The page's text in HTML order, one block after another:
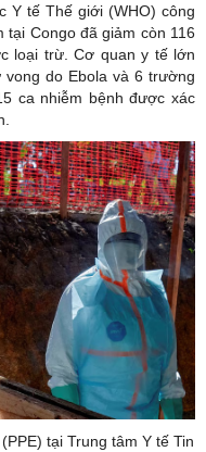
Y tế Thế giới (WHO) công
tại Congo đã giảm còn 116
loại trừ. Cơ quan y tế lớn
do Ebola và 6 trường
ca nhiễm bệnh được xác
tại Trung tâm Y tế Tin